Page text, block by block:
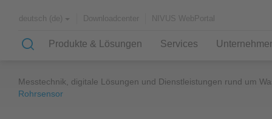
deutsch (de) Downloadcenter NIVUS WebPortal
Produkte & Lösungen
Lösungen & Anwendungen
Services
Wissen
Über uns
Messtechnik, digitale Lösungen und Dienstleistungen rund um
Rohrsensor